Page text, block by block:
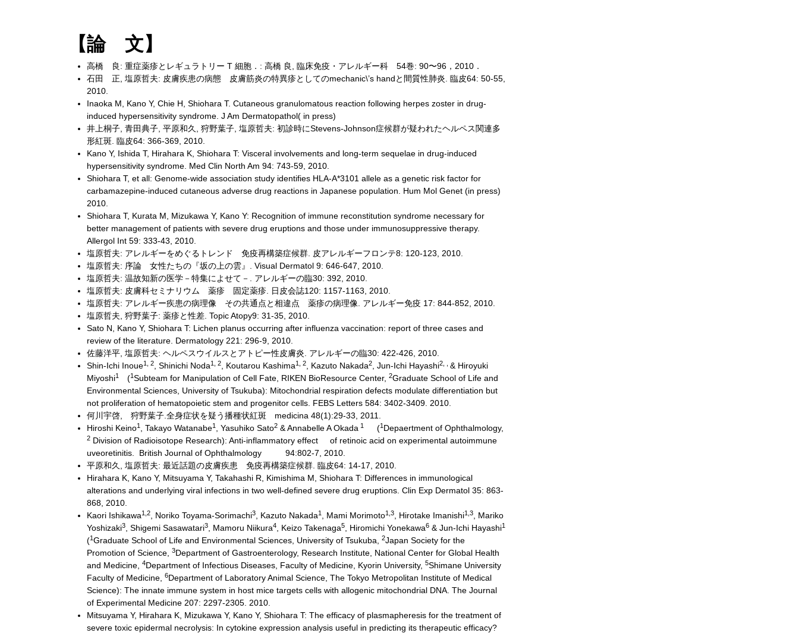
【論 文】
高橋 良: 重症薬疹とレギュラトリー T 細胞．: 高橋 良, 臨床免疫・アレルギー科 54巻: 90〜96，2010．
石田 正, 塩原哲夫: 皮膚疾患の病態 皮膚筋炎の特異疹としてのmechanic\’s handと間質性肺炎. 臨皮64: 50-55,
2010.
Inaoka M, Kano Y, Chie H, Shiohara T. Cutaneous granulomatous reaction following herpes zoster in drug-
induced hypersensitivity syndrome. J Am Dermatopathol( in press)
井上桐子, 青田典子, 平原和久, 狩野葉子, 塩原哲夫: 初診時にStevens-Johnson症候群が疑われたヘルペス関連多
形紅斑. 臨皮64: 366-369, 2010.
Kano Y, Ishida T, Hirahara K, Shiohara T: Visceral involvements and long-term sequelae in drug-induced
hypersensitivity syndrome. Med Clin North Am 94: 743-59, 2010.
Shiohara T, et all: Genome-wide association study identifies HLA-A*3101 allele as a genetic risk factor for
carbamazepine-induced cutaneous adverse drug reactions in Japanese population. Hum Mol Genet (in press)
2010.
Shiohara T, Kurata M, Mizukawa Y, Kano Y: Recognition of immune reconstitution syndrome necessary for
better management of patients with severe drug eruptions and those under immunosuppressive therapy.
Allergol Int 59: 333-43, 2010.
塩原哲夫: アレルギーをめぐるトレンド 免疫再構築症候群. 皮アレルギーフロンテ8: 120-123, 2010.
塩原哲夫: 序論 女性たちの『坂の上の雲』. Visual Dermatol 9: 646-647, 2010.
塩原哲夫: 温故知新の医学－特集によせて－. アレルギーの臨30: 392, 2010.
塩原哲夫: 皮膚科セミナリウム 薬疹 固定薬疹. 日皮会誌120: 1157-1163, 2010.
塩原哲夫: アレルギー疾患の病理像 その共通点と相違点 薬疹の病理像. アレルギー免疫 17: 844-852, 2010.
塩原哲夫, 狩野葉子: 薬疹と性差. Topic Atopy9: 31-35, 2010.
Sato N, Kano Y, Shiohara T: Lichen planus occurring after influenza vaccination: report of three cases and
review of the literature. Dermatology 221: 296-9, 2010.
佐藤洋平, 塩原哲夫: ヘルペスウイルスとアトピー性皮膚炎. アレルギーの臨30: 422-426, 2010.
Shin-Ichi Inoue1, 2 , Shinichi Noda1, 2 , Koutarou Kashima1, 2 , Kazuto Nakada2 , Jun-Ichi Hayashi2, , & Hiroyuki
Miyoshi1 (1Subteam for Manipulation of Cell Fate, RIKEN BioResource Center, 2Graduate School of Life and
Environmental Sciences, University of Tsukuba): Mitochondrial respiration defects modulate differentiation but
not proliferation of hematopoietic stem and progenitor cells. FEBS Letters 584: 3402-3409. 2010.
何川宇啓, 狩野葉子.全身症状を疑う播種状紅斑 medicina 48(1):29-33, 2011.
Hiroshi Keino1 , Takayo Watanabe1 , Yasuhiko Sato2 & Annabelle A Okada 1 (1 Depaertment of Ophthalmology,
2 Division of Radioisotope Research): Anti-inflammatory effect of retinoic acid on experimental autoimmune
uveoretinitis. British Journal of Ophthalmology 94:802-7, 2010.
平原和久, 塩原哲夫: 最近話題の皮膚疾患 免疫再構築症候群. 臨皮64: 14-17, 2010.
Hirahara K, Kano Y, Mitsuyama Y, Takahashi R, Kimishima M, Shiohara T: Differences in immunological
alterations and underlying viral infections in two well-defined severe drug eruptions. Clin Exp Dermatol 35: 863-
868, 2010.
Kaori Ishikawa1,2 , Noriko Toyama-Sorimachi3 , Kazuto Nakada1 , Mami Morimoto1,3 , Hirotake Imanishi1,3
, Mariko
Yoshizaki3 , Shigemi Sasawatari3 , Mamoru Niikura4 , Keizo Takenaga5 , Hiromichi Yonekawa6 & Jun-Ichi Hayashi1
(1Graduate School of Life and Environmental Sciences, University of Tsukuba, 2Japan Society for the
Promotion of Science,
3Department of Gastroenterology, Research Institute, National Center for Global Health
and Medicine,
4Department of Infectious Diseases, Faculty of Medicine, Kyorin University, 5Shimane University
Faculty of Medicine,
6Department of Laboratory Animal Science, The Tokyo Metropolitan Institute of Medical
Science): The innate immune system in host mice targets cells with allogenic mitochondrial DNA. The Journal
of Experimental Medicine 207: 2297-2305. 2010.
Mitsuyama Y, Hirahara K, Mizukawa Y, Kano Y, Shiohara T: The efficacy of plasmapheresis for the treatment of
severe toxic epidermal necrolysis: In cytokine expression analysis useful in predicting its therapeutic efficacy?